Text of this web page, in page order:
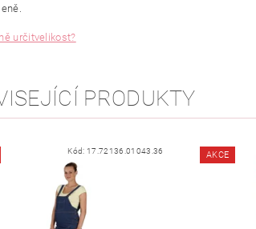
určitvelikost?
PRODUKTY
Kód: 17.72136.01043.36 AKCE